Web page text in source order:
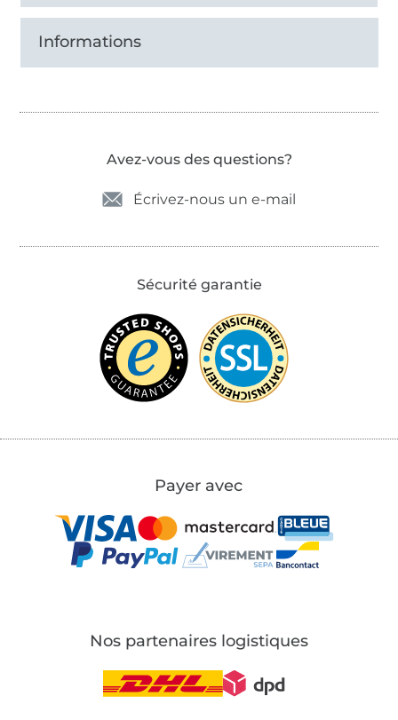
Informations
Avez-vous des questions?
Écrivez-nous un e-mail
Sécurité garantie
Payer avec
Nos partenaires logistiques